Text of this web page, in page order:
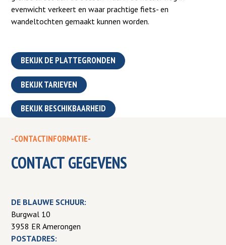
evenwicht verkeert en waar prachtige fiets- en
wandeltochten gemaakt kunnen worden.
BEKIJK DE PLATTEGRONDEN
BEKIJK TARIEVEN
BEKIJK BESCHIKBAARHEID
-CONTACTINFORMATIE-
CONTACT GEGEVENS
DE BLAUWE SCHUUR:
Burgwal 10
3958 ER Amerongen
POSTADRES: